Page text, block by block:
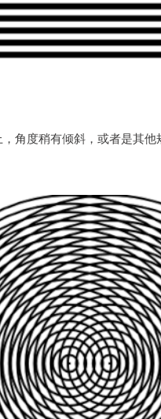
角度稍有倾斜，或者是其